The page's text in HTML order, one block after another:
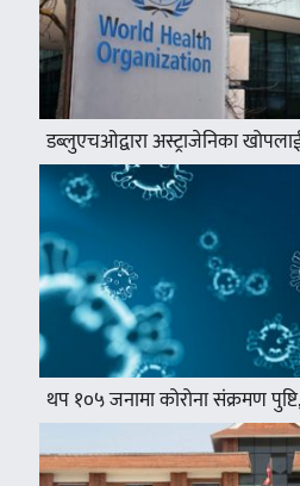
डब्लुएचओद्वारा अस्ट्राजेनिका
थप १०५ जनामा कोरोना संक्रमण